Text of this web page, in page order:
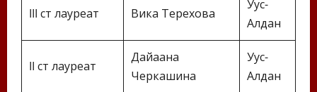
III ст лауреат Вика Терехова
Уус-
Алдан
II ст лауреат
Дайаана
Черкашина
Уус-
Алдан